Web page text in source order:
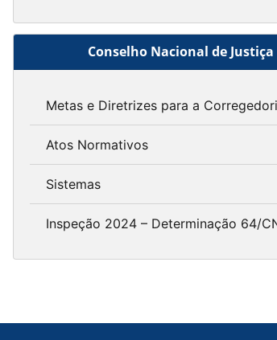
Conselho Nacional de Justiça
Metas e Diretrizes para a
Atos Normativos
Sistemas
Inspeção 2024 – Determinação 64/